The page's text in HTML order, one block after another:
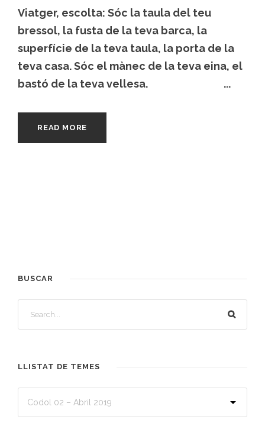
Viatger, escolta: Sóc la taula del teu
bressol, la fusta de la teva barca, la
superfície de la teva taula, la porta de la
teva casa. Sóc el mànec de la teva eina, el
bastó de la teva vellesa. ...
READ MORE
BUSCAR
LLISTAT DE TEMES